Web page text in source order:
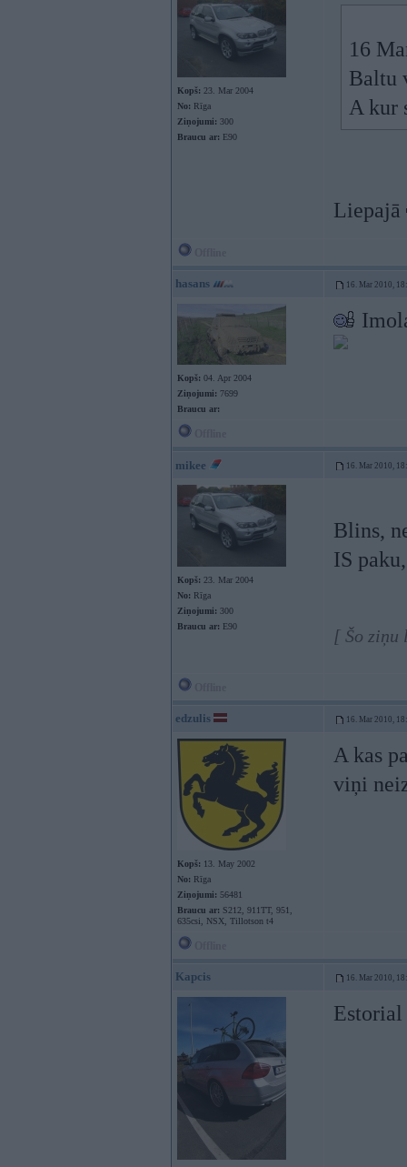
Kopš: 23. Mar 2004
No: Rīga
Ziņojumi: 300
Braucu ar: E90
16
Baltu
A kur
Liepajā
hasans 16. Mar 2010,
Kopš: 04. Apr 2004
Ziņojumi: 7699
Braucu ar:
mikee 16. Mar 2010,
Kopš: 23. Mar 2004
No: Rīga
Ziņojumi: 300
Braucu ar: E90
Blins,
IS
[ Šo ziņu
edzulis 16. Mar 2010,
Kopš: 13. May 2002
No: Rīga
Ziņojumi: 56481
Braucu ar: S212, 911TT, 951,
635csi, NSX, Tillotson t4
A kas
viņi
Kapcis 16. Mar 2010,
Estorial